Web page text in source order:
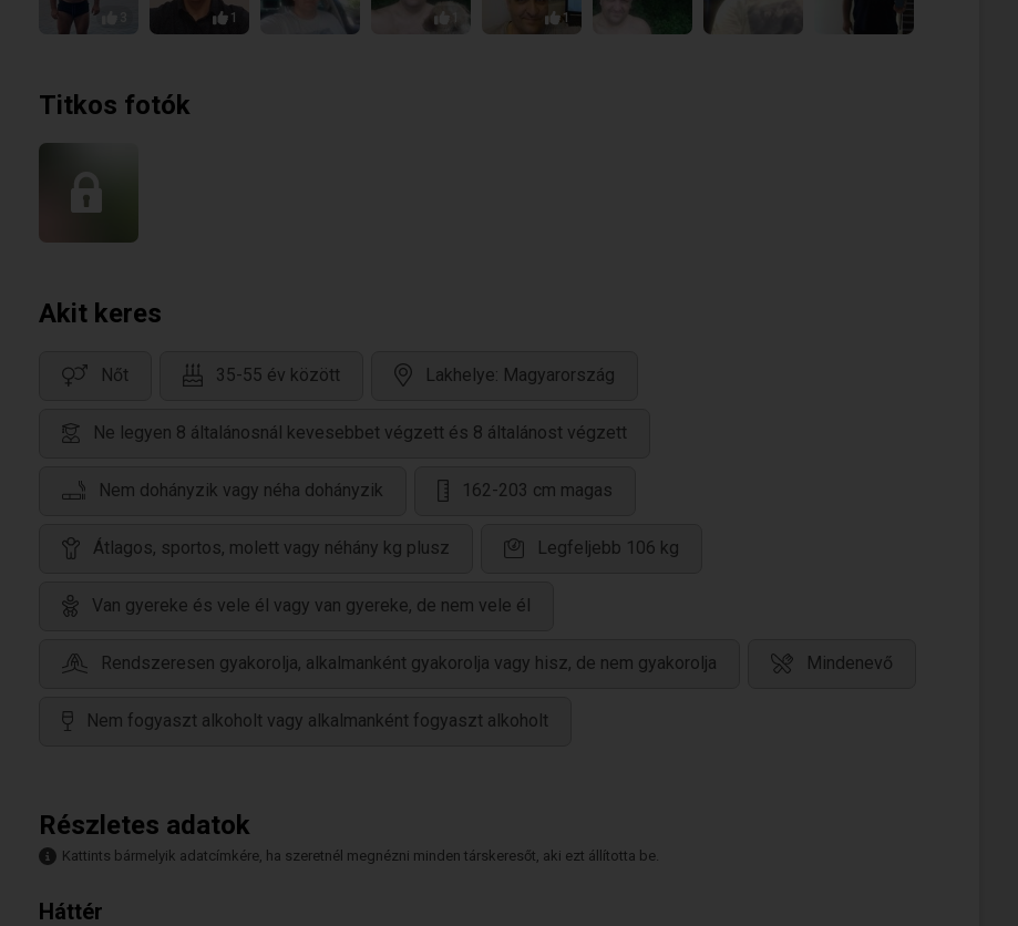
1 1
Titkos fotók
Akit keres
Nőt 35-55 év között Lakhelye: Magyarország
Ne legyen 8 általánosnál kevesebbet végzett és 8 általánost végzett
Nem dohányzik vagy néha dohányzik 162-203 cm magas
Átlagos, sportos, molett vagy néhány kg plusz Legfeljebb 106 kg
Van gyereke és vele él vagy van gyereke, de nem vele él
Rendszeresen gyakorolja, alkalmanként gyakorolja vagy hisz, de nem gyakorolja Mindenevő
Nem fogyaszt alkoholt vagy alkalmanként fogyaszt alkoholt
Részletes adatok
Kattints bármelyik adatcímkére, ha szeretnél megnézni minden társkeresőt, aki ezt állította be.
Háttér